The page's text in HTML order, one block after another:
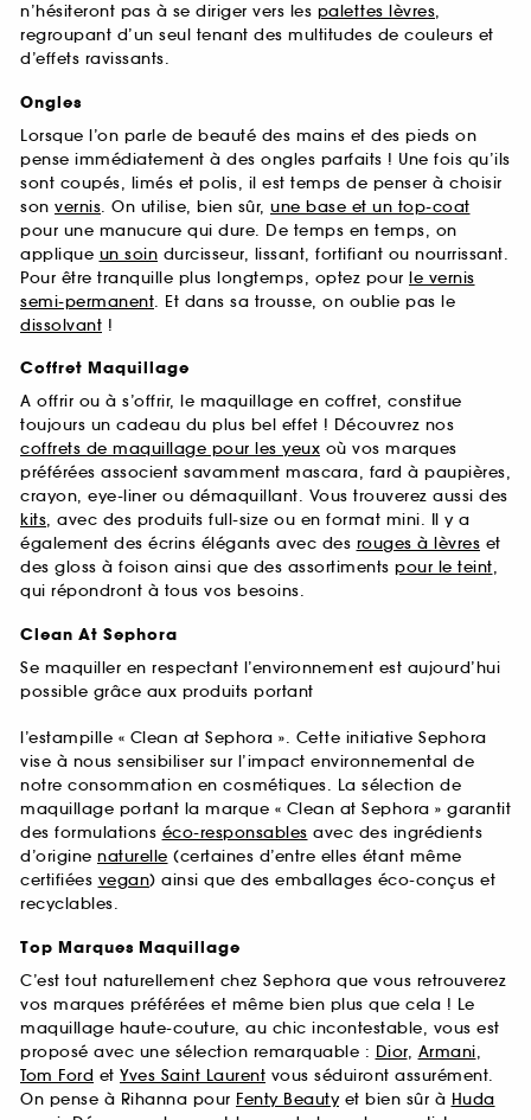
n’hésiteront pas à se diriger vers les palettes lèvres,
regroupant d’un seul tenant des multitudes de couleurs et
d’effets ravissants.
Ongles
Lorsque l’on parle de beauté des mains et des pieds on
pense immédiatement à des ongles parfaits ! Une fois qu’ils
sont coupés, limés et polis, il est temps de penser à choisir
son vernis. On utilise, bien sûr, une base et un top-coat
pour une manucure qui dure. De temps en temps, on
applique un soin durcisseur, lissant, fortifiant ou nourrissant.
Pour être tranquille plus longtemps, optez pour le vernis
semi-permanent. Et dans sa trousse, on oublie pas le
dissolvant !
Coffret Maquillage
A offrir ou à s’offrir, le maquillage en coffret, constitue
toujours un cadeau du plus bel effet ! Découvrez nos
coffrets de maquillage pour les yeux où vos marques
préférées associent savamment mascara, fard à paupières,
crayon, eye-liner ou démaquillant. Vous trouverez aussi des
kits, avec des produits full-size ou en format mini. Il y a
également des écrins élégants avec des rouges à lèvres et
des gloss à foison ainsi que des assortiments pour le teint,
qui répondront à tous vos besoins.
Clean At Sephora
Se maquiller en respectant l’environnement est aujourd’hui
possible grâce aux produits portant
l’estampille « Clean at Sephora ». Cette initiative Sephora
vise à nous sensibiliser sur l’impact environnemental de
notre consommation en cosmétiques. La sélection de
maquillage portant la marque « Clean at Sephora » garantit
des formulations éco-responsables avec des ingrédients
d’origine naturelle (certaines d’entre elles étant même
certifiées vegan) ainsi que des emballages éco-conçus et
recyclables.
Top Marques Maquillage
C’est tout naturellement chez Sephora que vous retrouverez
vos marques préférées et même bien plus que cela ! Le
maquillage haute-couture, au chic incontestable, vous est
proposé avec une sélection remarquable : Dior, Armani,
Tom Ford et Yves Saint Laurent vous séduiront assurément.
On pense à Rihanna pour Fenty Beautyet bien sûr à Huda